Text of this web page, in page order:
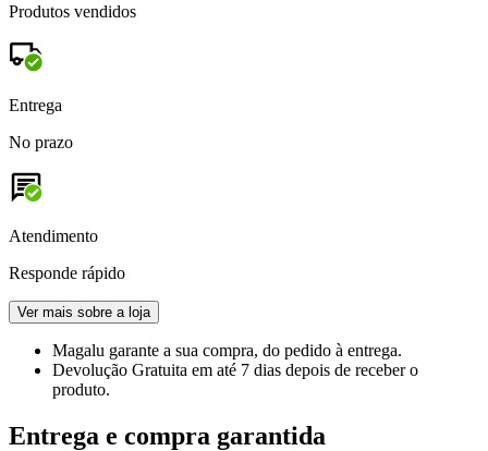
Produtos vendidos
Entrega
No prazo
Atendimento
Responde rápido
Ver mais sobre a loja
Magalu garante a sua compra, do pedido à entrega.
Devolução Gratuita em até 7 dias depois de receber o
produto.
Entrega e compra garantida